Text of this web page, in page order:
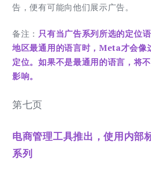
告，便有可能向他们展示广告。
备注： 只有当广告系列所选的定位
地区最通用的语言时，Meta才会像
定位。如果不是最通用的语言，将
影响。
第七页
电商管理工具推出，使用内部
系列